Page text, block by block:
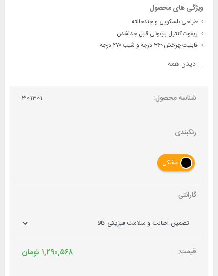
ویژگی های محصول
طراحی تلسکوپی و چندحالته
ریموت کنترل بلوتوثی قابل جداشدن
قابلیت چرخش ۳۶۰ درجه و شیب ۲۷۰ درجه
... دیدن همه
شناسه محصول: 301301
رنگبندی
مشکی
گارانتی
تومان ۱,۲۹۰,۵۶۸